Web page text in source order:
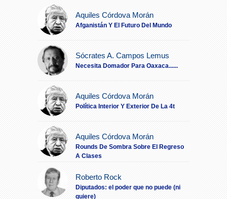
Psicólogos Especializados.
15:00
Innovación en el Arte Contemporáneo y
la Compañía Emocional
19:55
Impacto Real de Tener Seguidores
Activos en 2025
14:56
esperados de 2026: un año lleno de
emociones para los fans mexicanos
12:53
Conoce Cómo Gestionar el
Riesgo Según los Traders Profesionales
10:46
El eliminador de fondos que tu
Aquiles Córdova Morán
Afganistán Y El Futuro Del Mundo
Sócrates A. Campos Lemus
Necesita Domador Para Oaxaca......
Aquiles Córdova Morán
Política Interior Y Exterior De La 4t
Aquiles Córdova Morán
Rounds De Sombra Sobre El Regreso
A Clases
Roberto Rock
Diputados: el poder que no puede (ni
quiere)